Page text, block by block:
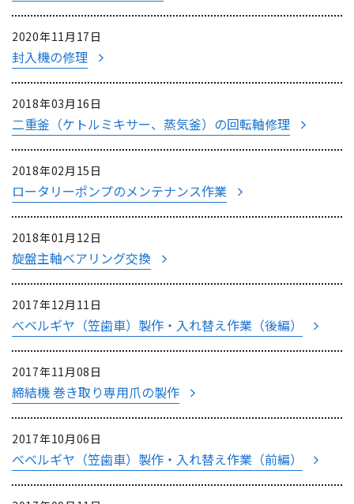
2020年11月17日
封入機の修理
2018年03月16日
二重釜（ケトルミキサー、蒸気釜）の回転軸修理
2018年02月15日
ロータリーポンプのメンテナンス作業
2018年01月12日
旋盤主軸ベアリング交換
2017年12月11日
べベルギヤ（笠歯車）製作・入れ替え作業（後編）
2017年11月08日
締結機 巻き取り専用爪の製作
2017年10月06日
べベルギヤ（笠歯車）製作・入れ替え作業（前編）